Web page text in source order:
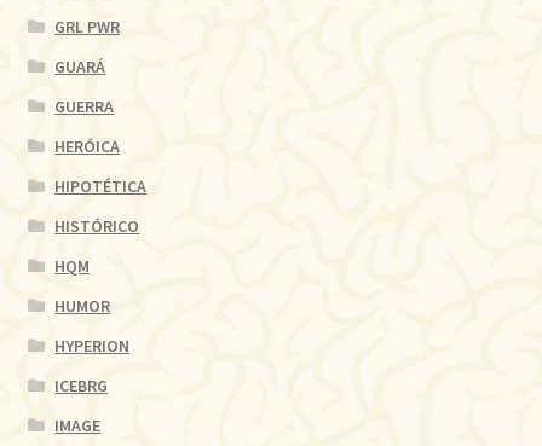
GRL PWR
GUARÁ
GUERRA
HERÓICA
HIPOTÉTICA
HISTÓRICO
HQM
HUMOR
HYPERION
ICEBRG
IMAGE